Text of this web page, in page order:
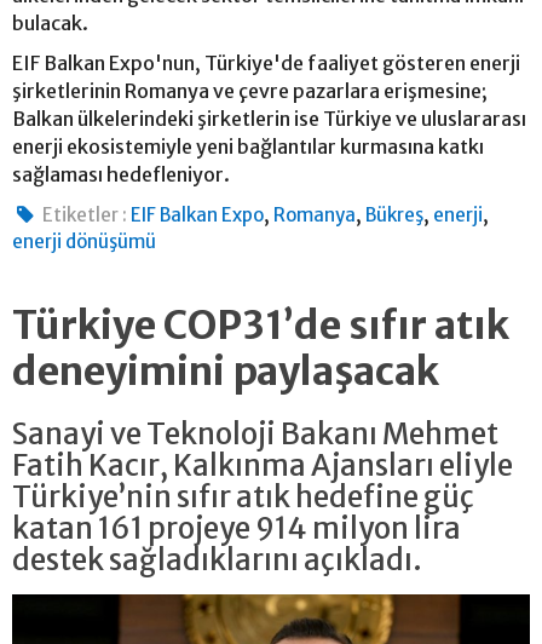
bulacak.
EIF Balkan Expo'nun, Türkiye'de faaliyet gösteren enerji
şirketlerinin Romanya ve çevre pazarlara erişmesine;
Balkan ülkelerindeki şirketlerin ise Türkiye ve uluslararası
enerji ekosistemiyle yeni bağlantılar kurmasına katkı
sağlaması hedefleniyor.
Etiketler : EIF Balkan Expo, Romanya, Bükreş, enerji,
enerji dönüşümü
Türkiye COP31’de sıfır atık
deneyimini paylaşacak
Sanayi ve Teknoloji Bakanı Mehmet
Fatih Kacır, Kalkınma Ajansları eliyle
Türkiye’nin sıfır atık hedefine güç
katan 161 projeye 914 milyon lira
destek sağladıklarını açıkladı.